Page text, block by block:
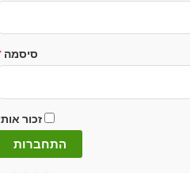
סיסמה
זכור
התחברות